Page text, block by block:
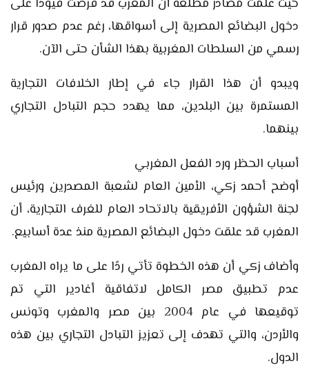
حيث علمت مصادر مطلعة أن المغرب قد فرضت قيودًا على
دخول البضائع المصرية إلى أسواقها، رغم عدم صدور قرار
رسمي من السلطات المغربية بهذا الشأن حتى الآن.
ويبدو أن هذا القرار جاء في إطار الخلافات التجارية
المستمرة بين البلدين، مما يهدد حجم التبادل التجاري
بينهما.
أسباب الحظر ورد الفعل المغربي
أوضح أحمد زكي، الأمين العام لشعبة المصدرين ورئيس
لجنة الشؤون الأفريقية بالاتحاد العام للغرف التجارية، أن
المغرب قد علقت دخول البضائع المصرية منذ عدة أسابيع.
وأضاف زكي أن هذه الخطوة تأتي ردًا على ما يراه المغرب
عدم تطبيق مصر الكامل لاتفاقية أغادير التي تم
توقيعها في عام 2004 بين مصر والمغرب وتونس
والأردن، والتي تهدف إلى تعزيز التبادل التجاري بين هذه
الدول.